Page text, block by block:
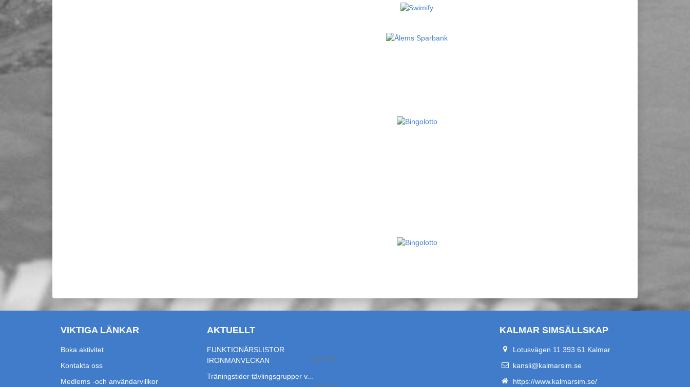
VIKTIGA LÄNKAR
Boka aktivitet
Kontakta oss
Medlems -och användarvillkor
AKTUELLT
FUNKTIONÄRSLISTOR
IRONMANVECKAN
27 jul 2026
Träningstider tävlingsgrupper v...
KALMAR SIMSÄLLSKAP
Lotusvägen 11 393 61 Kalmar
kansli@kalmarsim.se
https://www.kalmarsim.se/